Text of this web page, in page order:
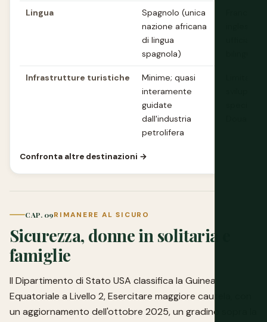
Lingua
Spagnolo (unica
nazione africana
di lingua
spagnola)
Infrastrutture turistiche
Minime; quasi
interamente
guidate
dall'industria
petrolifera
Confronta altre destinazioni →
CAP. 09RIMANERE AL SICURO
Sicurezza, donne in solitaria e
famiglie
Il Dipartimento di Stato USA classifica la Guinea
Equatoriale a Livello 2, Esercitare maggiore cautela, con
un aggiornamento dell'ottobre 2025, un gradino sopra la